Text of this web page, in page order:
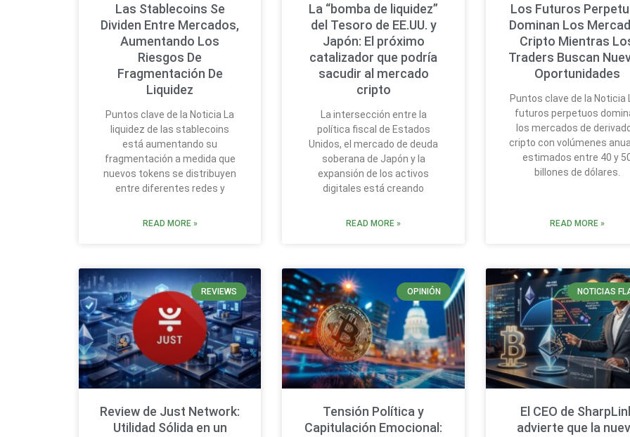
Las Stablecoins Se
Dividen Entre Mercados,
Aumentando Los
Riesgos De
Fragmentación De
Liquidez
Puntos clave de la Noticia La
liquidez de las stablecoins
está aumentando su
fragmentación a medida que
nuevos tokens se distribuyen
entre diferentes redes y
READ MORE »
La “bomba de liquidez”
del Tesoro de EE.UU. y
Japón: El próximo
catalizador que podría
sacudir al mercado
cripto
La intersección entre la
política fiscal de Estados
Unidos, el mercado de deuda
soberana de Japón y la
expansión de los activos
digitales está creando
READ MORE »
Los Futuros
Dominan Los
Cripto Mientras
Traders Buscan
Oportunidades
Puntos clave de la Noticia
futuros perpetuos
los mercados de
cripto con volúmenes
estimados entre 40 y
billones de dólares.
READ MORE »
REVIEWS
Review de Just Network:
Utilidad Sólida en un
OPINIÓN
Tensión Política y
Capitulación Emocional:
NOTICIAS
El CEO de
advierte que la